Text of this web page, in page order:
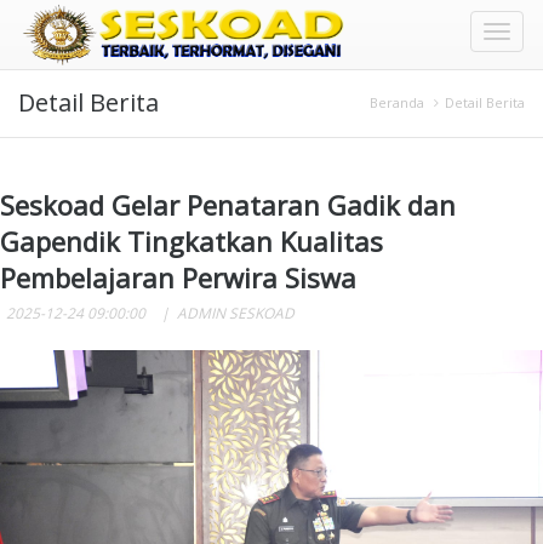
Toggle
Detail Berita Beranda Detail Berita
Seskoad Gelar Penataran Gadik dan
Gapendik Tingkatkan Kualitas
Pembelajaran Perwira Siswa
2025-12-24 09:00:00 ADMIN SESKOAD